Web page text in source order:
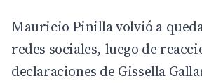
Mauricio Pinilla volvió a
redes sociales, luego de
declaraciones de Gissella